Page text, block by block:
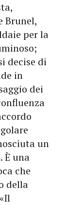
Brunel,
per la
decise di
in
dei
un
È una
che
della